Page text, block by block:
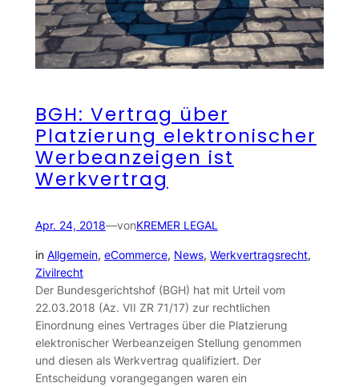
BGH: Vertrag über
Platzierung elektronischer
Werbeanzeigen ist
Werkvertrag
Apr. 24, 2018—vonKREMER LEGAL
in Allgemein, eCommerce, News, Werkvertragsrecht
Zivilrecht
Der Bundesgerichtshof (BGH) hat mit Urteil vom
22.03.2018 (Az. VII ZR 71/17) zur rechtlichen
Einordnung eines Vertrages über die Platzierung
elektronischer Werbeanzeigen Stellung genommen
und diesen als Werkvertrag qualifiziert. Der
Entscheidung vorangegangen waren ein